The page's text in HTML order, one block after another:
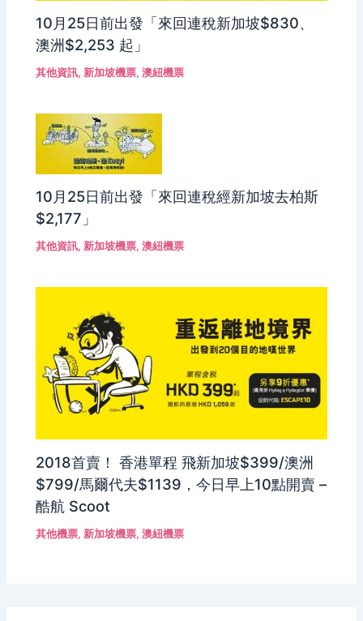
10月25日前出發「來回連稅新加坡$830、
澳洲$2,253 起」
其他資訊,新加坡機票,澳紐機票
10月25日前出發「來回連稅經新加坡去柏斯
$2,177」
其他資訊,新加坡機票,澳紐機票
2018首賣！ 香港單程 飛新加坡$399/澳洲
$799/馬爾代夫$1139，今日早上10點開賣 –
酷航 Scoot
其他機票,新加坡機票,澳紐機票